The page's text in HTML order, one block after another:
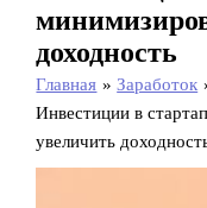
доходность
Главная
Заработок
Инвестиции в
увеличить